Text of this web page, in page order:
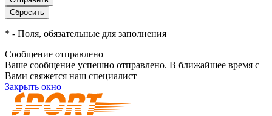
* - Поля, обязательные для заполнения
Сообщение отправлено
Ваше сообщение успешно отправлено. В ближайшее время с
Вами свяжется наш специалист
Закрыть окно